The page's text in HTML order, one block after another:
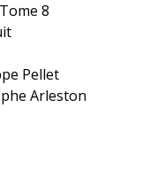
8
Pellet
Arleston